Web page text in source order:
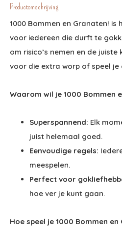
Productomschrijving
1000 Bommen en Granaten!
voor iedereen die durft te
om risico’s nemen en de juiste
voor die extra worp of speel je
Waarom wil je 1000 Bommen
Superspannend: Elk
juist helemaal goed.
Eenvoudige regels:
meespelen.
Perfect voor
hoe ver je kunt gaan.
Hoe speel je 1000 Bommen en